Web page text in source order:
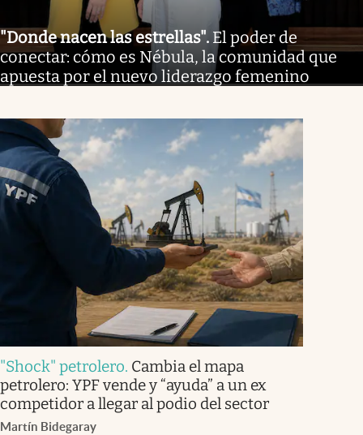
"Donde nacen las estrellas". El poder de
conectar: cómo es Nébula, la comunidad que
apuesta por el nuevo liderazgo femenino
"Shock" petrolero. Cambia el mapa
petrolero: YPF vende y “ayuda” a un ex
competidor a llegar al podio del sector
Martín Bidegaray